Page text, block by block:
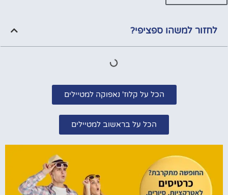
לחזור למשהו ספציפי?
הכל על קלוז' נאפוקה למטיילים
הכל על בראשוב למטיילים